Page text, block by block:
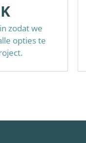
zodat we
opties te